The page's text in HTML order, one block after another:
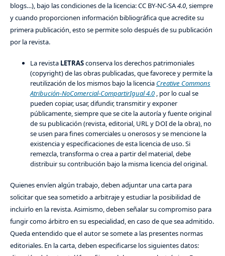
blogs…), bajo las condiciones de la licencia: CC BY-NC-SA4.0, siempre
y cuando proporcionen información bibliográfica que acredite su
primera publicación, esto se permite solo después de su publicación
por la revista.
La revista LETRASconserva los derechos patrimoniales
(copyright) de las obras publicadas, que favorece y permite la
reutilización de los mismos bajo la licencia Creative Commons
Atribución-NoComercial-CompartirIgual 4.0, por lo cual se
pueden copiar, usar, difundir, transmitir y exponer
públicamente, siempre que se cite la autoría y fuente original
de su publicación (revista, editorial, URL y DOI de la obra), no
se usen para fines comerciales u onerosos y se mencione la
existencia y especificaciones de esta licencia de uso. Si
remezcla, transforma o crea a partir del material, debe
distribuir su contribución bajo la misma licencia del original.
Quienes envíen algún trabajo, deben adjuntar una carta para
solicitar que sea sometido a arbitraje y estudiar la posibilidad de
incluirlo en la revista. Asimismo, deben señalar su compromiso para
fungir como árbitro en su especialidad, en caso de que sea admitido.
Queda entendido que el autor se somete a las presentes normas
editoriales. En la carta, deben especificarse los siguientes datos: